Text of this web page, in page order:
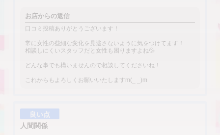
お店からの返信
口コミ投稿ありがとうございます！
常に女性の些細な変化を見逃さないように気をつけてます！
相談しにくいスタッフだと女性も困りますよね💦
どんな事でも構いませんので相談してくださいね！
これからもよろしくお願いいたしますm(_ _)m
良い点
人間関係